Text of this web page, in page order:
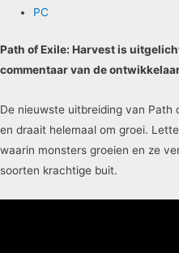
PC
Path of Exile: Harvest is
commentaar van de
De nieuwste uitbreiding van Path
en draait helemaal om groei.
waarin monsters groeien en ze
soorten krachtige buit.